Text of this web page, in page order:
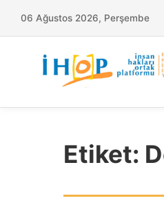
06 Ağustos 2026, Perşembe
Etiket: